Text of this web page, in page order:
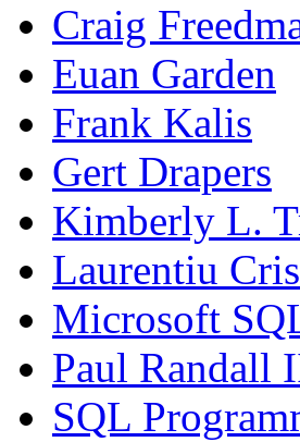
Craig
Euan Garden
Frank Kalis
Gert Drapers
Kimberly L.
Laurentiu
Microsoft
Paul Randall
SQL